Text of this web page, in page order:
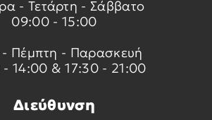
- Τετάρτη - Σάββατο
09:00 - 15:00
- Πέμπτη - Παρασκευή
14:00 & 17:30 - 21:00
Διεύθυνση